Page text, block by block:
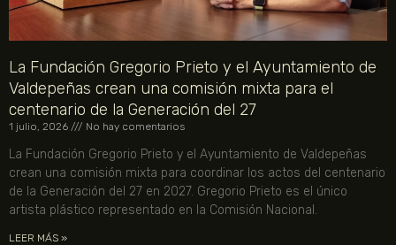
La Fundación Gregorio Prieto y el Ayuntamiento de
Valdepeñas crean una comisión mixta para el
centenario de la Generación del 27
1 julio, 2026 No hay comentarios
La Fundación Gregorio Prieto y el Ayuntamiento de Valdepeñas
crean una comisión mixta para coordinar los actos del centenario
de la Generación del 27 en 2027. Gregorio Prieto es el único
artista plástico representado en la Comisión Nacional.
LEER MÁS »